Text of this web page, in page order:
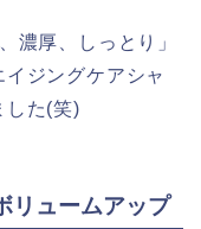
濃厚、しっとり」
ジングケアシャ
した(笑)
リュームアップ